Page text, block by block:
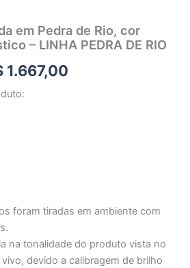
em Pedra de Rio, cor
– LINHA PEDRA DE RIO
1.667,00
foram tiradas em ambiente com
na tonalidade do produto vista no
devido a calibragem de brilho